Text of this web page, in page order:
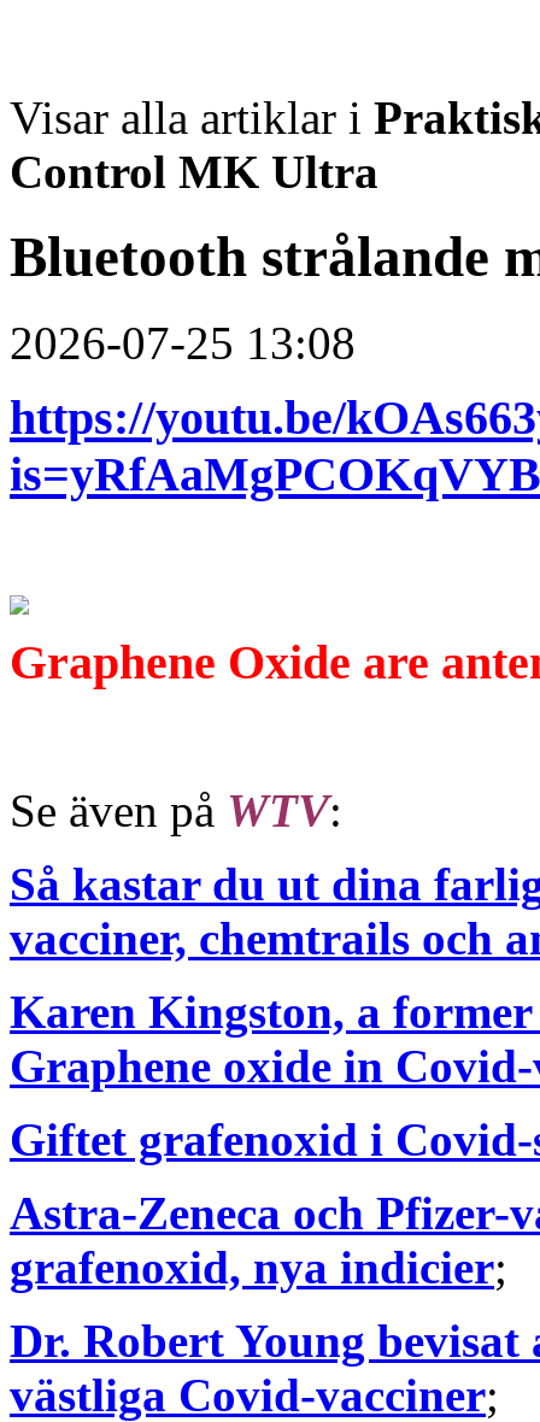
Visar alla artiklar i
Control MK Ultra
Bluetooth strålande
2026-07-25 13:08
https://youtu.be/
Graphene Oxide are
Se även på WTV:
Så kastar du ut dina
vacciner, chemtrails och
Karen Kingston, a
Graphene oxide in
Giftet grafenoxid i
Astra-Zeneca och Pfizer-
grafenoxid, nya indicier;
Dr. Robert Young
västliga Covid-vacciner;